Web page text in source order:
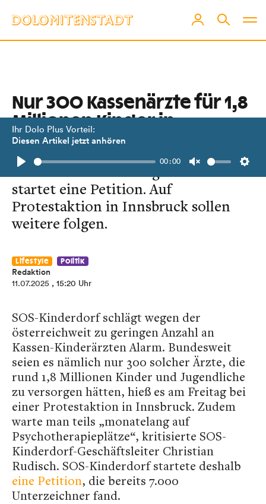
Ihr Dolo Plus Vorteil:
Diesen Artikel jetzt anhören
Play
00:00
Unmute
Nur 300 Kassenärzte für 1,8
Millionen Kinder in
Österreich
SOS-Kinderdorf schlägt Alarm und
startet eine Petition. Auf
Protestaktion in Innsbruck sollen
weitere folgen.
Lifestyle Politik
Redaktion
11.07.2025 , 15:20 Uhr
SOS-Kinderdorf schlägt wegen der
österreichweit zu geringen Anzahl an
Kassen-Kinderärzten Alarm. Bundesweit
seien es nämlich nur 300 solcher Ärzte, die
rund 1,8 Millionen Kinder und Jugendliche
zu versorgen hätten, hieß es am Freitag bei
einer Protestaktion in Innsbruck. Zudem
warte man teils „monatelang auf
Psychotherapieplätze“, kritisierte SOS-
Kinderdorf-Geschäftsleiter Christian
Rudisch. SOS-Kinderdorf startete deshalb
eine Petition, die bereits 7.000
Unterzeichner fand.